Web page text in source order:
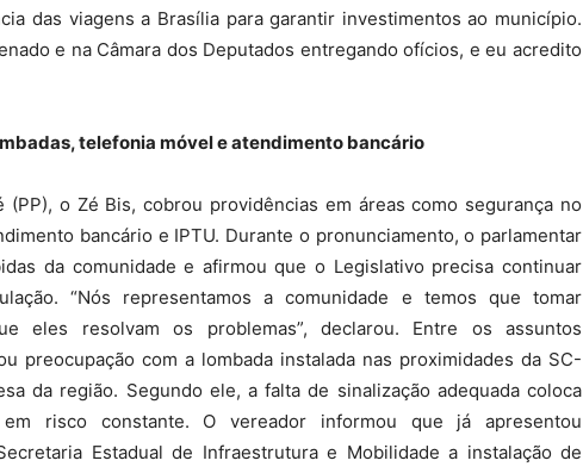
das viagens a Brasília para garantir investimentos ao município.
e na Câmara dos Deputados entregando ofícios, e eu acredito
telefonia móvel e atendimento bancário
(PP), o Zé Bis, cobrou providências em áreas como segurança no
bancário e IPTU. Durante o pronunciamento, o parlamentar
da comunidade e afirmou que o Legislativo precisa continuar
“Nós representamos a comunidade e temos que tomar
eles resolvam os problemas”, declarou. Entre os assuntos
preocupação com a lombada instalada nas proximidades da SC-
da região. Segundo ele, a falta de sinalização adequada coloca
risco constante. O vereador informou que já apresentou
Estadual de Infraestrutura e Mobilidade a instalação de